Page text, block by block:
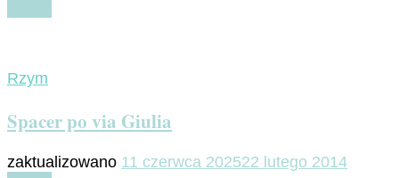
Rzym
Spacer po via Giulia
zaktualizowano 11 czerwca 202522 lutego 2014